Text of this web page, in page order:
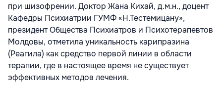
при шизофрении. Доктор Жана Кихай, д.м.н., доцент
Кафедры Психиатрии ГУМФ «Н.Тестемицану»,
президент Общества Психиатров и Психотерапевтов
Молдовы, отметила уникальность карипразина
(Реагила) как средство первой линии в области
терапии, где в настоящее время не существует
эффективных методов лечения.